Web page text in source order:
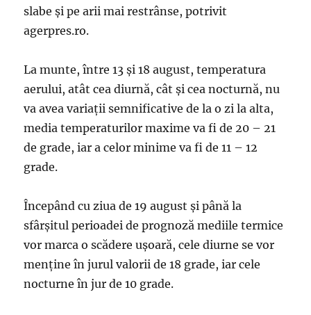
slabe şi pe arii mai restrânse, potrivit
agerpres.ro.
La munte, între 13 şi 18 august, temperatura
aerului, atât cea diurnă, cât şi cea nocturnă, nu
va avea variaţii semnificative de la o zi la alta,
media temperaturilor maxime va fi de 20 – 21
de grade, iar a celor minime va fi de 11 – 12
grade.
Începând cu ziua de 19 august şi până la
sfârşitul perioadei de prognoză mediile termice
vor marca o scădere uşoară, cele diurne se vor
menţine în jurul valorii de 18 grade, iar cele
nocturne în jur de 10 grade.